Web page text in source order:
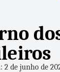
2 de junho de